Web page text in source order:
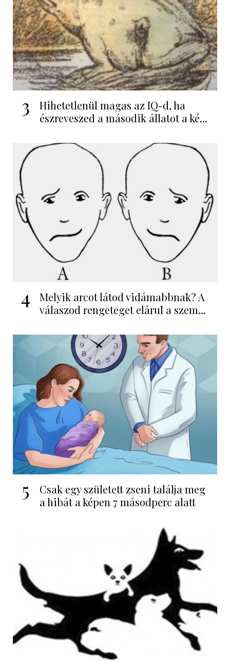
3
Hihetetlenül magas az IQ-d, ha
észreveszed a második állatot a ké...
4
Melyik arcot látod vidámabbnak? A
válaszod rengeteget elárul a szem...
5
Csak egy született zseni találja meg
a hibát a képen 7 másodperc alatt